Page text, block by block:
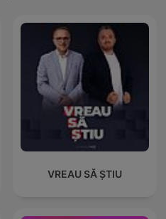
VREAU SĂ ȘTIU